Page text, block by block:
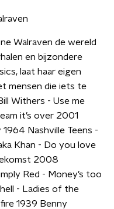
Walraven de wereld
en bijzondere
laat haar eigen
mensen die iets te
Withers - Use me
it’s over 2001
Nashville Teens -
Khan - Do you love
2008
Red - Money’s too
- Ladies of the
1939 Benny